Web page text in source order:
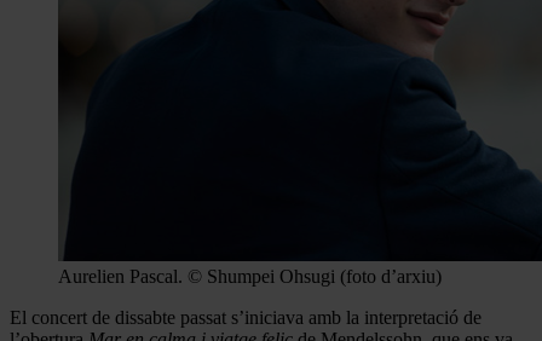
Aurelien Pascal. © Shumpei Ohsugi (foto d’arxiu)
El concert de dissabte passat s’iniciava amb la interpretació de